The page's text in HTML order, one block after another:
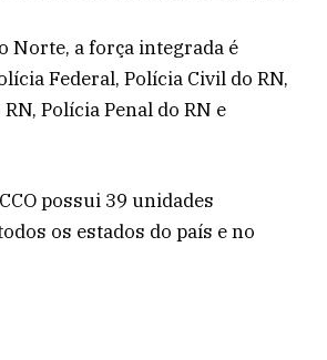
Norte, a força integrada é
Federal, Polícia Civil do RN,
Polícia Penal do RN e
possui 39 unidades
os estados do país e no